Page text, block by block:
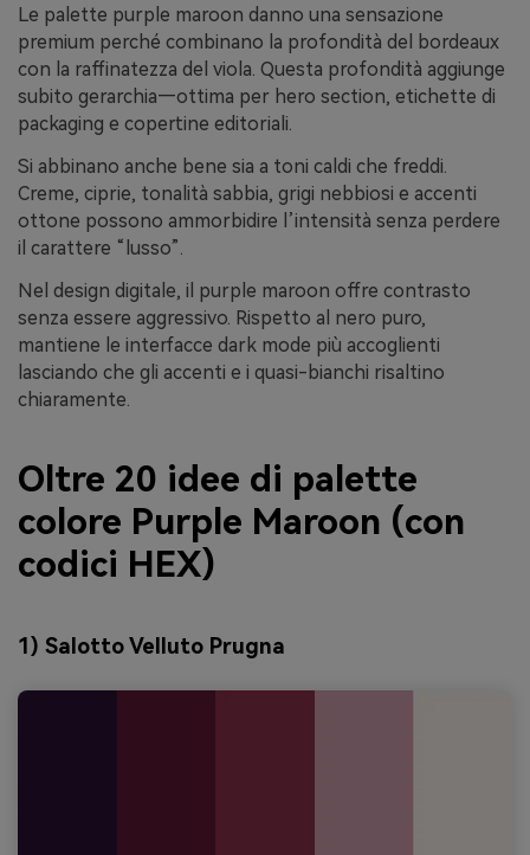
Le palette purple maroon danno una sensazione
premium perché combinano la profondità del bordeaux
con la raffinatezza del viola. Questa profondità aggiunge
subito gerarchia—ottima per hero section, etichette di
packaging e copertine editoriali.
Si abbinano anche bene sia a toni caldi che freddi.
Creme, ciprie, tonalità sabbia, grigi nebbiosi e accenti
ottone possono ammorbidire l’intensità senza perdere
il carattere “lusso”.
Nel design digitale, il purple maroon offre contrasto
senza essere aggressivo. Rispetto al nero puro,
mantiene le interfacce dark mode più accoglienti
lasciando che gli accenti e i quasi-bianchi risaltino
chiaramente.
Oltre 20 idee di palette
colore Purple Maroon (con
codici HEX)
1) Salotto Velluto Prugna